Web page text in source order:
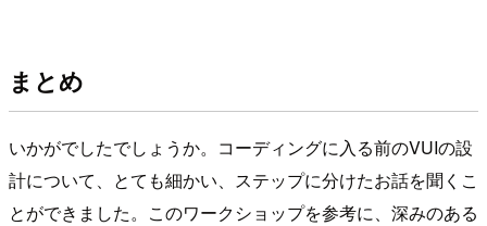
まとめ
いかがでしたでしょうか。コーディングに入る前のVUIの設
計について、とても細かい、ステップに分けたお話を聞くこ
とができました。このワークショップを参考に、深みのある